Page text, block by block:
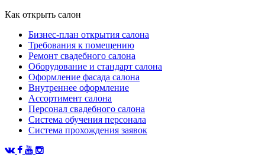
Как открыть салон
Бизнес-план открытия салона
Требования к помещению
Ремонт свадебного салона
Оборудование и стандарт салона
Оформление фасада салона
Внутреннее оформление
Ассортимент салона
Персонал свадебного салона
Система обучения персонала
Система прохождения заявок